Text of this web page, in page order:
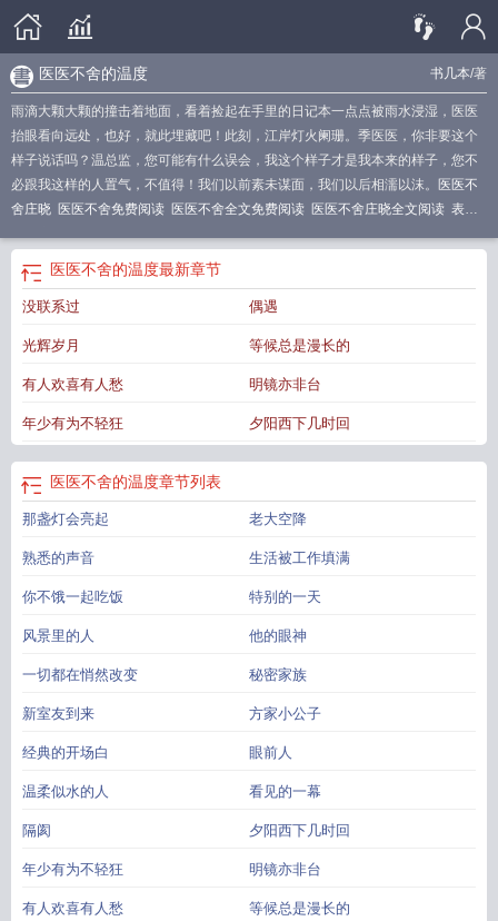
书几本/著
医医不舍的温度
雨滴大颗大颗的撞击着地面，看着捡起在手里的日记本一点点被雨水浸湿，医医
抬眼看向远处，也好，就此埋藏吧！此刻，江岸灯火阑珊。季医医，你非要这个
样子说话吗？温总监，您可能有什么误会，我这个样子才是我本来的样子，您不
必跟我这样的人置气，不值得！我们以前素未谋面，我们以后相濡以沫。
医医不
舍庄晓 医医不舍免费阅读 医医不舍全文免费阅读 医医不舍庄晓全文阅读 表达
医医不舍小满
医医不舍的温度最新章节
没联系过 偶遇
光辉岁月 等候总是漫长的
有人欢喜有人愁 明镜亦非台
年少有为不轻狂 夕阳西下几时回
医医不舍的温度章节列表
那盏灯会亮起 老大空降
熟悉的声音 生活被工作填满
你不饿一起吃饭 特别的一天
风景里的人 他的眼神
一切都在悄然改变 秘密家族
新室友到来 方家小公子
经典的开场白 眼前人
温柔似水的人 看见的一幕
隔阂 夕阳西下几时回
年少有为不轻狂 明镜亦非台
有人欢喜有人愁 等候总是漫长的